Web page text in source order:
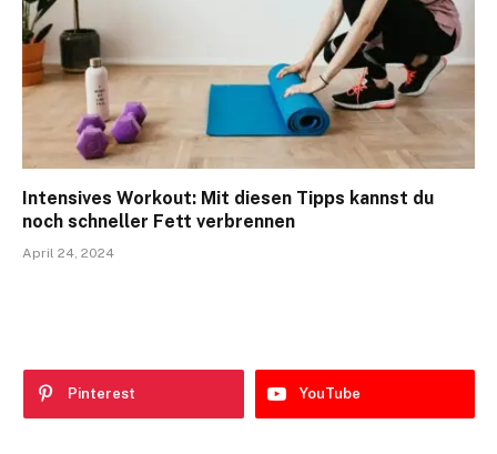
Intensives Workout: Mit diesen Tipps kannst du
noch schneller Fett verbrennen
April 24, 2024
Pinterest YouTube